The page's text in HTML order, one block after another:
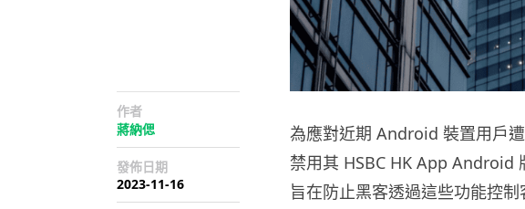
作者
蔣納偲
發佈日期
2023-11-16
為應對近期 Android 裝置用戶
禁用其 HSBC HK App Android
旨在防止黑客透過這些功能控